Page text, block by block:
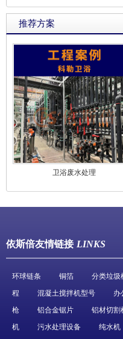
推荐方案
卫浴废水处理
依斯倍友情链接 LINKS
环球链条 铜箔 分类垃圾
程
混凝土搅拌机型号 办
枪
铝合金锯片 铝材切割
机
污水处理设备 纯水机